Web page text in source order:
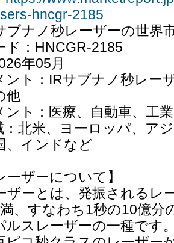
hncgr-2185
ブナノ秒レーザーの世界
ド：HNCGR-2185
年05月
ント：IRサブナノ秒レー
他
ント：医療、自動車、工
：北米、ヨーロッパ、ア
、インドなど
ーザーについて】
ザーとは、発振されるレ
、すなわち1秒の10億分
ルスレーザーの一種です